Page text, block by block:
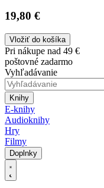
19,80 €
Vložiť do košíka
Pri nákupe nad 49 €
poštovné zadarmo
Vyhľadávanie
Knihy
E-knihy
Audioknihy
Hry
Filmy
Doplnky